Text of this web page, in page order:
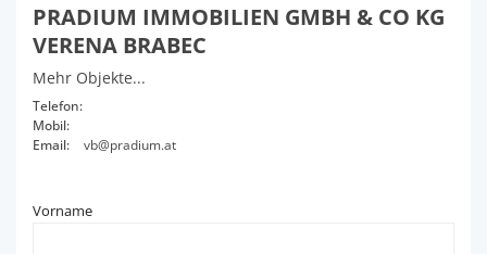
PRADIUM IMMOBILIEN GMBH & CO KG
VERENA BRABEC
Mehr Objekte...
Telefon:
Mobil:
Email:
vb@pradium.at
Vorname